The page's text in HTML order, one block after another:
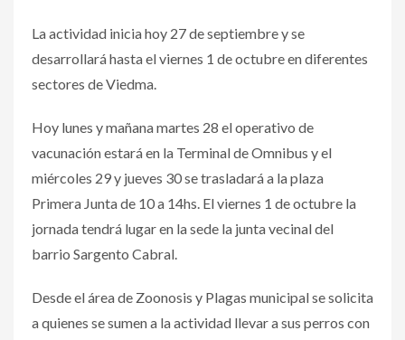
La actividad inicia hoy 27 de septiembre y se
desarrollará hasta el viernes 1 de octubre en diferentes
sectores de Viedma.
Hoy lunes y mañana martes 28 el operativo de
vacunación estará en la Terminal de Omnibus y el
miércoles 29 y jueves 30 se trasladará a la plaza
Primera Junta de 10 a 14hs. El viernes 1 de octubre la
jornada tendrá lugar en la sede la junta vecinal del
barrio Sargento Cabral.
Desde el área de Zoonosis y Plagas municipal se solicita
a quienes se sumen a la actividad llevar a sus perros con